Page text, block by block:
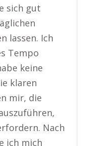
sich gut
lassen. Ich
Tempo
keine
klaren
mir, die
Nach
ich mich